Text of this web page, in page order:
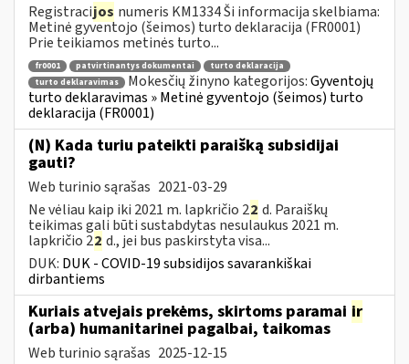
Registracijos numeris KM1334 Ši informacija skelbiama:
Metinė gyventojo (šeimos) turto deklaracija (FR0001)
Prie teikiamos metinės turto...
fr0001 patvirtinantys dokumentai
turto deklaracija
turto deklaravimas
Mokesčių žinyno kategorijos:Gyventojų
turto deklaravimas » Metinė gyventojo (šeimos) turto
deklaracija (FR0001)
(N) Kada turiu pateikti paraišką subsidijai
gauti?
Web turinio sąrašas 2021-03-29
Ne vėliau kaip iki 2021 m. lapkričio 22 d. Paraiškų
teikimas gali būti sustabdytas nesulaukus 2021 m.
lapkričio 22 d., jei bus paskirstyta visa...
DUK: DUK - COVID-19 subsidijos savarankiškai
dirbantiems
Kuriais atvejais prekėms, skirtoms paramai ir
(arba) humanitarinei pagalbai, taikomas
Web turinio sąrašas 2025-12-15